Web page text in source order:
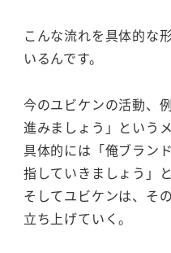
こんな流れを具体的な
いるんです。
今のユビケンの活動、
進みましょう」という
具体的には「俺ブラン
指していきましょう」
そしてユビケンは、そ
立ち上げていく。